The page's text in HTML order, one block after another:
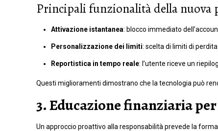
Principali funzionalità della nuova
Attivazione istantanea: blocco immediato
Personalizzazione dei limiti: scelta di limiti di
Reportistica in tempo reale: l’utente riceve un
Questi miglioramenti dimostrano che la tecnologia può
3. Educazione finanziaria
Un approccio proattivo alla responsabilità prevede la